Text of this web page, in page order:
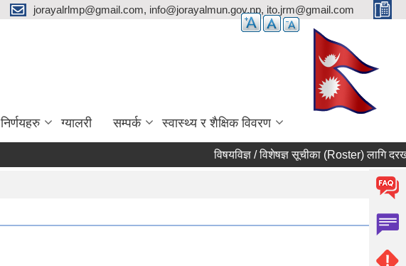
jorayalrlmp@gmail.com, info@jorayalmun.gov.np, ito.jrm@gmail.com
निर्णयहरु ग्यालरी सम्पर्क स्वास्थ्य र शैक्षिक विवरण
विषयविज्ञ / विशेषज्ञ सूचीका (Roster) लागि